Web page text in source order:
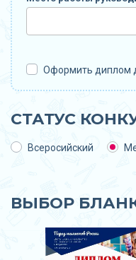
Оформить диплом
СТАТУС
Всеросийский
ВЫБОР